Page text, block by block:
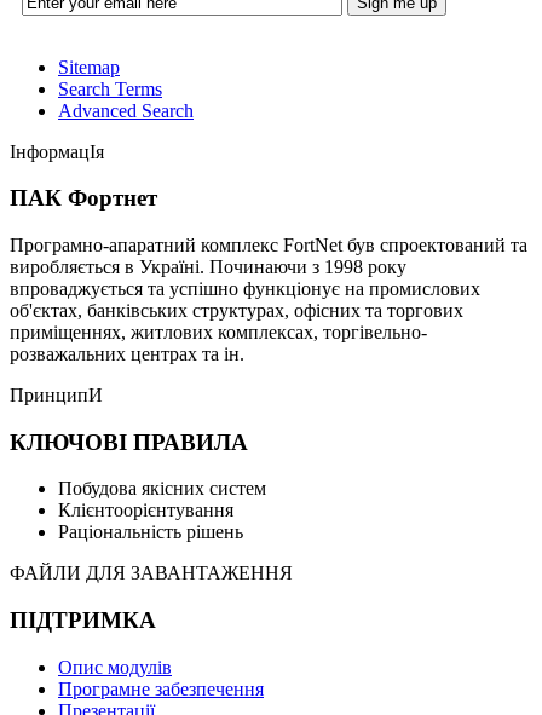
Sitemap
Search Terms
Advanced Search
ІнформацІя
ПАК Фортнет
Програмно-апаратний комплекс FortNet був спроектований та
виробляється в Україні. Починаючи з 1998 року
впроваджується та успішно функціонує на промислових
об'єктах, банківських структурах, офісних та торгових
приміщеннях, житлових комплексах, торгівельно-
розважальних центрах та ін.
ПринципИ
КЛЮЧОВІ ПРАВИЛА
Побудова якісних систем
Клієнтоорієнтування
Раціональність рішень
ФАЙЛИ ДЛЯ ЗАВАНТАЖЕННЯ
ПІДТРИМКА
Опис модулів
Програмне забезпечення
Презентації